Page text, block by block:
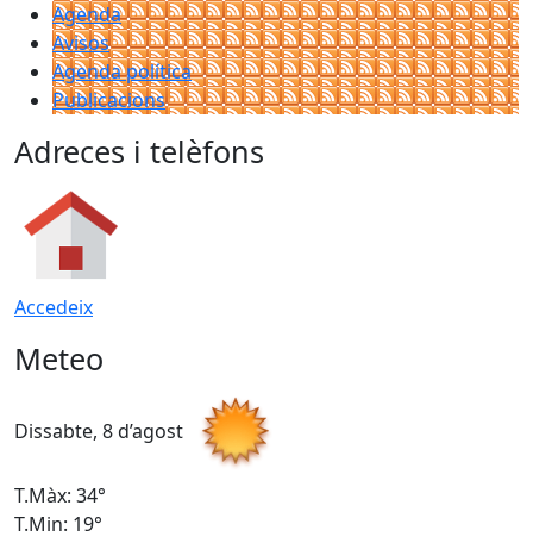
Agenda
Avisos
Agenda política
Publicacions
Adreces i telèfons
Accedeix
Meteo
Dissabte, 8 d’agost
T.Màx: 34°
T.Min: 19°